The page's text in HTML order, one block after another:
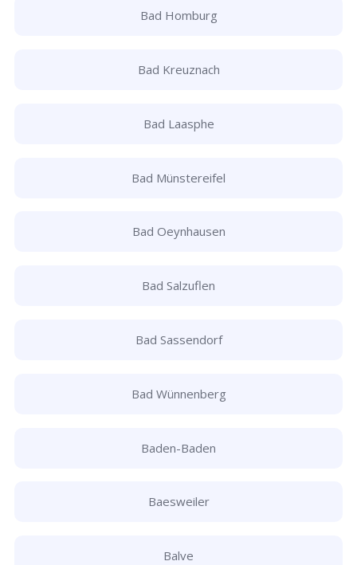
Bad Homburg
Bad Kreuznach
Bad Laasphe
Bad Münstereifel
Bad Oeynhausen
Bad Salzuflen
Bad Sassendorf
Bad Wünnenberg
Baden-Baden
Baesweiler
Balve